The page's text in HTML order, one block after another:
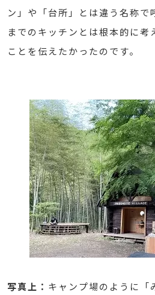
ン」や「台所」とは違う名称で
までのキッチンとは根本的に考
ことを伝えたかったのです。
写真上： キャンプ場のように「